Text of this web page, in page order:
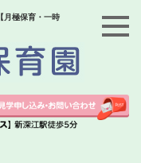
月極保育・一時